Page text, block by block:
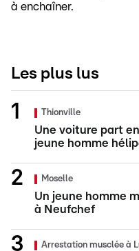
à enchaîner.
Les plus lus
Thionville
Une voiture part
jeune homme
Moselle
Un jeune homme
à Neufchef
Arrestation musclée à